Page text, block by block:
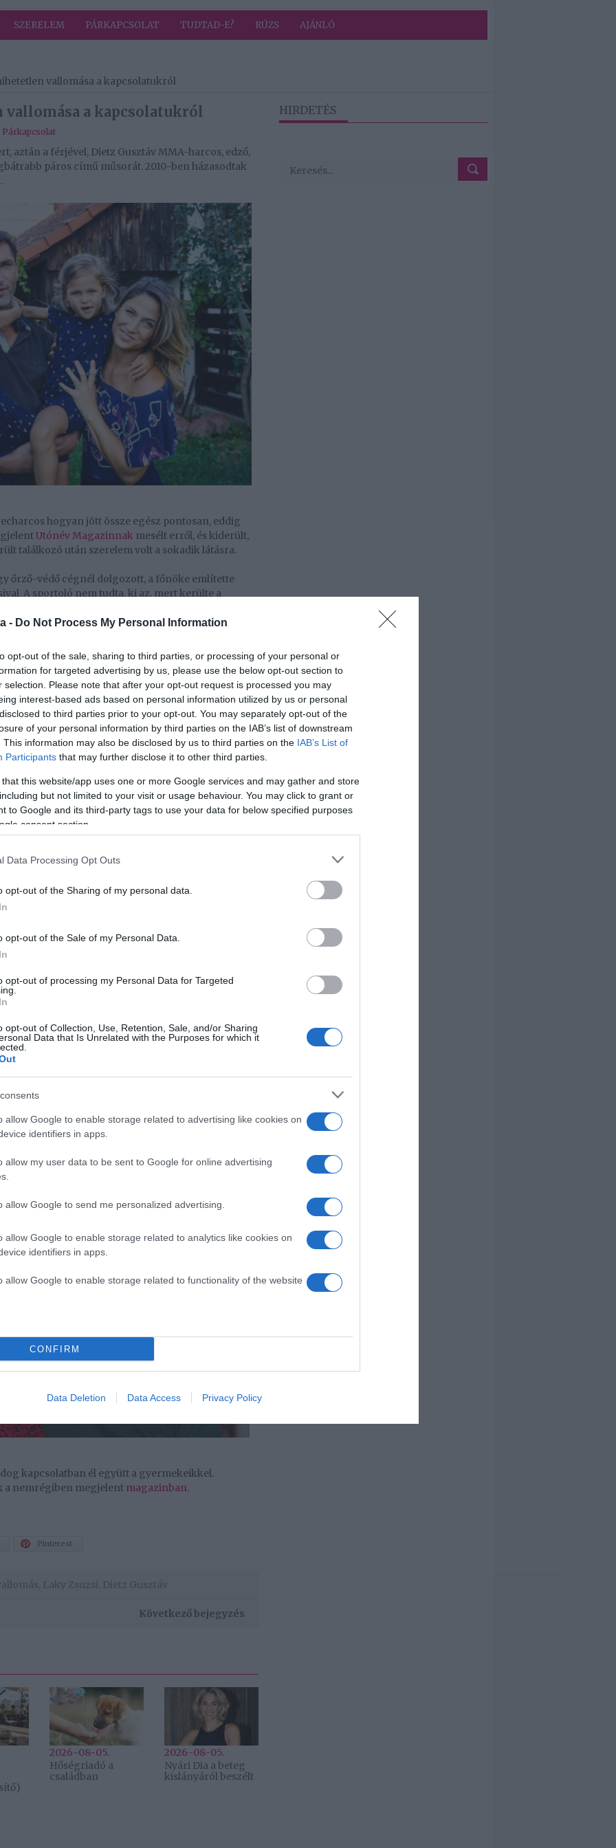
- Do Not Process My Personal Information
opt-out of the sale, sharing to third parties, or processing of your personal or
for targeted advertising by us, please use the below opt-out section to
selection. Please note that after your opt-out request is processed you may
interest-based ads based on personal information utilized by us or personal
to third parties prior to your opt-out. You may separately opt-out of the
of your personal information by third parties on the IAB’s list of downstream
This information may also be disclosed by us to third parties on the IAB’s List of
Participants that may further disclose it to other third parties.
that this website/app uses one or more Google services and may gather and store
but not limited to your visit or usage behaviour. You may click to grant or
to Google and its third-party tags to use your data for below specified purposes
consent section.
Data Processing Opt Outs
opt-out of the Sharing of my personal data.
opt-out of the Sale of my Personal Data.
opt-out of processing my Personal Data for Targeted
opt-out of Collection, Use, Retention, Sale, and/or Sharing
Data that Is Unrelated with the Purposes for which it
allow Google to enable storage related to advertising like cookies on
identifiers in apps.
allow my user data to be sent to Google for online advertising
allow Google to send me personalized advertising.
allow Google to enable storage related to analytics like cookies on
identifiers in apps.
allow Google to enable storage related to functionality of the website
CONFIRM
Data Deletion Data Access Privacy Policy
SZERELEM PÁRKAPCSOLAT TUDTAD-E? RÚZS AJÁNLÓ
vallomása a kapcsolatukról
a kapcsolatukról
Párkapcsolat
aztán a férjével, Dietz Gusztáv MMA-harcos, edző,
páros című műsorát. 2010-ben házasodtak
hogyan jött össze egész pontosan, eddig
Utónév Magazinnak mesélt erről, és kiderült,
találkozó után szerelem volt a sokadik látásra.
őrző-védő cégnél dolgozott, a főnöke említette
A sportoló nem tudta, ki az, mert kerülte a
neki, az éppen ezért inkább rossz pontnak
cukkolta a szépséget, aki meglehetősen zavarban
mondták a lapnak mindketten. Ráadásul Zsuzsinak
úgyhogy emiatt már akkor égnek állt a
Cápa volt a beceneve, Zsuzsi pedig rajong a fehér
tudja: nekik találkozniuk kellett.
érezte magát, ezért megszerezte a lány
annyit mondott neki: „Soha többé ne merj
üzenetek segítségével, addig könyörgött, míg
csak Zsuzsi barátnői felügyelete mellett. Aztán
onnan nem volt megállás.
kapcsolatban él együtt a gyermekeikkel.
a nemrégiben megjelent magazinban.
Pinterest
Laky Zsuzsi Dietz Gusztáv
Következő bejegyzés
2026-08-05.
Hőségriadó a
családban
2026-08-05.
Nyári Dia a beteg
kislányáról beszélt
HIRDETÉS